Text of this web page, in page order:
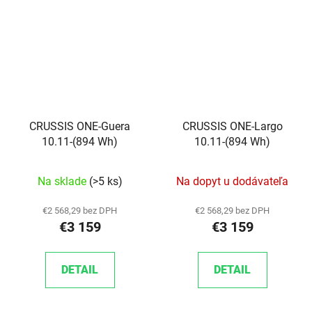
CRUSSIS ONE-Guera
10.11-(894 Wh)
Na sklade (>5 ks)
€2 568,29 bez DPH
€3 159
DETAIL
CRUSSIS ONE-Largo
10.11-(894 Wh)
Na dopyt u dodávateľa
€2 568,29 bez DPH
€3 159
DETAIL